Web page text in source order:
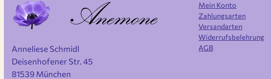
Anneliese Schmidl
Deisenhofener Str. 45
81539 München
Mein Konto
Zahlungsarten
Versandarten
Widerrufsbelehrung
AGB